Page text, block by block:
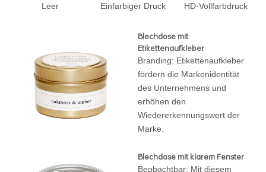
Leer Einfarbiger Druck HD-Vollfarbdruck
Blechdose mit
Etikettenaufkleber
Branding: Etikettenaufkleber
fördern die Markenidentität
des Unternehmens und
erhöhen den
Wiedererkennungswert der
Marke.
Blechdose mit klarem Fenster
Beobachtbar: Mit diesem